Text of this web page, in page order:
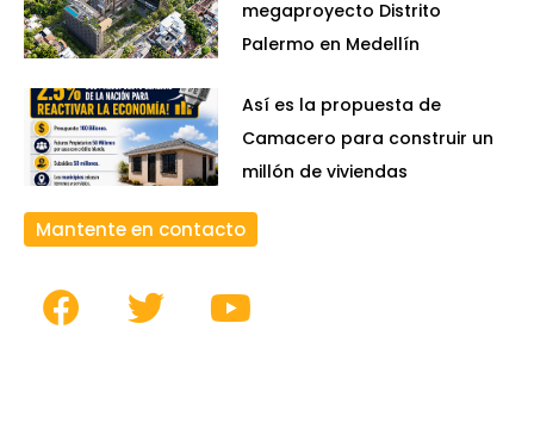
megaproyecto Distrito
Palermo en Medellín
Así es la propuesta de
Camacero para construir un
millón de viviendas
Mantente en contacto